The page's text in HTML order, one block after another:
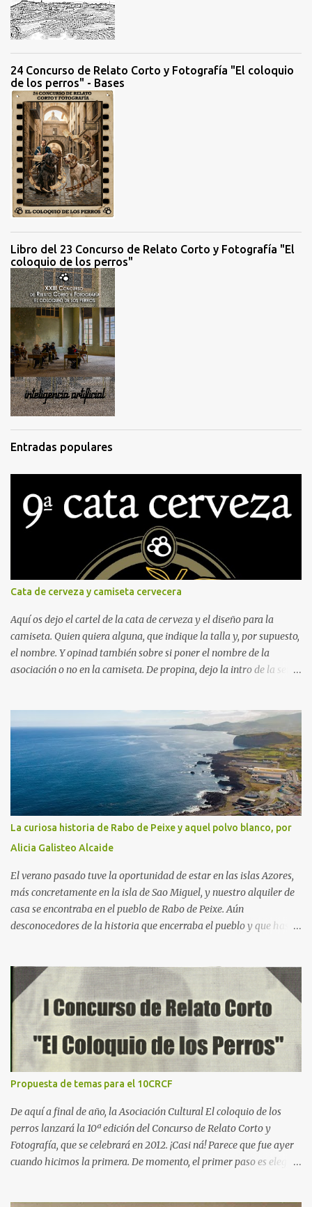
i
o
24 Concurso de Relato Corto y Fotografía "El coloquio
de los perros" - Bases
Libro del 23 Concurso de Relato Corto y Fotografía "El
coloquio de los perros"
Entradas populares
Cata de cerveza y camiseta cervecera
Aquí os dejo el cartel de la cata de cerveza y el diseño para la
camiseta. Quien quiera alguna, que indique la talla y, por supuesto,
el nombre. Y opinad también sobre si poner el nombre de la
asociación o no en la camiseta. De propina, dejo la intro de la serie
él mismo en el programa "El pelotazo" de Canal Sur.
La curiosa historia de Rabo de Peixe y aquel polvo blanco, por
Alicia Galisteo Alcaide
El verano pasado tuve la oportunidad de estar en las islas Azores,
más concretamente en la isla de Sao Miguel, y nuestro alquiler de
casa se encontraba en el pueblo de Rabo de Peixe. Aún
desconocedores de la historia que encerraba el pueblo y que hasta
características de este paraje natural, veíamos cómo los bares
estaban llenos, la gente de semblante alegre, de tez morena
siempre amables con los visitantes, mostraban una piel trabajada
y arrugada mayoritariamente. El último día de viaje, durante el
“free tour” en Ponta Delgada, fue cuando nos contaron la historia
de Rabo de Peixe y empezamos a unir todos los puntos que
habíamos estado sospechando durante la semana y que ahora me
dispongo a contaros. El 6 de junio de 2001 el mar dejó media
tonelada de cocaína en una comunidad de pescadores, esta
procedía de algún país de Latinoamérica, no se tiene claro si de ...
Propuesta de temas para el 10CRCF
De aquí a final de año, la Asociación Cultural El coloquio de los
perros lanzará la 10ª edición del Concurso de Relato Corto y
Fotografía, que se celebrará en 2012. ¡Casi ná! Parece que fue ayer
cuando hicimos la primera. De momento, el primer paso es elegir